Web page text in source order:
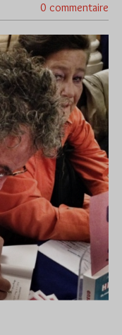
0 commentaire